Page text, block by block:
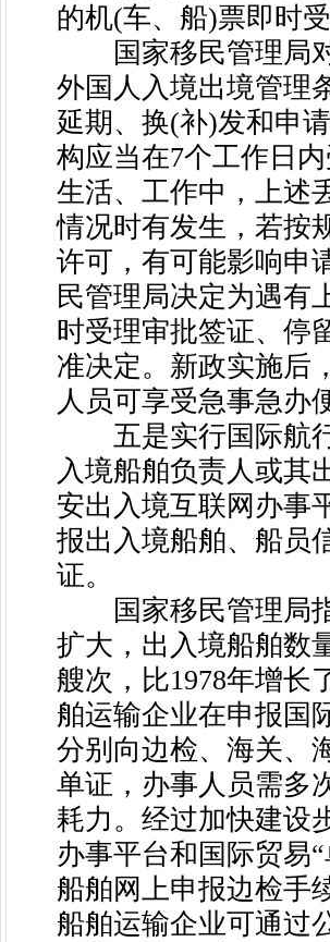
的机(车、船)票即时受
国家移民管理局对
外国人入境出境管理
延期、换(补)发和申
构应当在7个工作日
生活、工作中，上述
情况时有发生，若按
许可，有可能影响申
民管理局决定为遇有
时受理审批签证、停
准决定。新政实施后
人员可享受急事急办
五是实行国际航行
入境船舶负责人或其
安出入境互联网办事
报出入境船舶、船员
证。
国家移民管理局指
扩大，出入境船舶数
艘次，比1978年增长
舶运输企业在申报国
分别向边检、海关、
单证，办事人员需多
耗力。经过加快建设
办事平台和国际贸易
船舶网上申报边检手
船舶运输企业可通过